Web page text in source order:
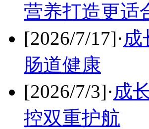
营养打造更适
[2026/7/17]·成
肠道健康
[2026/7/3]·成
控双重护航